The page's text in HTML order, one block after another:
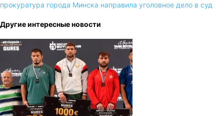
прокуратура города Минска направила уголовное дело в суд
Другие интересные новости